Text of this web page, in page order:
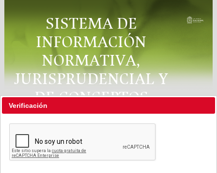
SISTEMA DE
INFORMACIÓN
NORMATIVA,
JURISPRUDENCIAL Y
DE CONCEPTOS
"RÉGIMEN LEGAL"
Verificación